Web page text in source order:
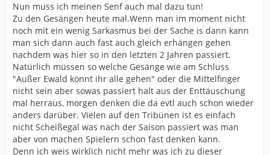
Nun muss ich meinen Senf auch mal dazu tun!
Zu den Gesängen heute mal.Wenn man im moment nicht
noch mit ein wenig Sarkasmus bei der Sache is dann kann
man sich dann auch fast auch gleich erhängen gehen
nachdem was hier so in den letzten 2 Jahren passiert.
Natürlich müssen so welche Gesänge wie am Schluss
"Außer Ewald könnt ihr alle gehen" oder die Mittelfinger
nicht sein aber sowas passiert halt aus der Enttäuschung
mal herraus, morgen denken die da evtl auch schon wieder
anders darüber. Vielen auf den Tribünen ist es einfach
nicht Scheißegal was nach der Saison passiert was man
aber von machen Spielern schon fast denken kann.
Denn ich weis wirklich nicht mehr was ich zu dieser